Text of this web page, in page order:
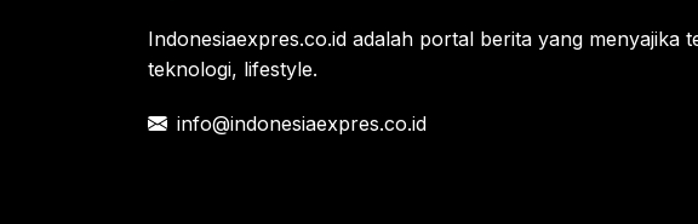
Indonesiaexpres.co.id adalah portal berita yang menyajika
teknologi, lifestyle.
info@indonesiaexpres.co.id